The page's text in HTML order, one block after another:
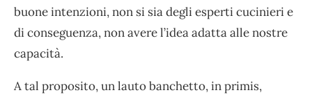
buone intenzioni, non si sia degli esperti cucinieri e
di conseguenza, non avere l’idea adatta alle nostre
capacità.
A tal proposito, un lauto banchetto, in primis,